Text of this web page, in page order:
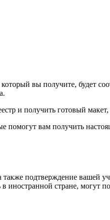
вы получите, будет
и получить готовый
помогут вам получить
подтверждение вашей
стране, могут